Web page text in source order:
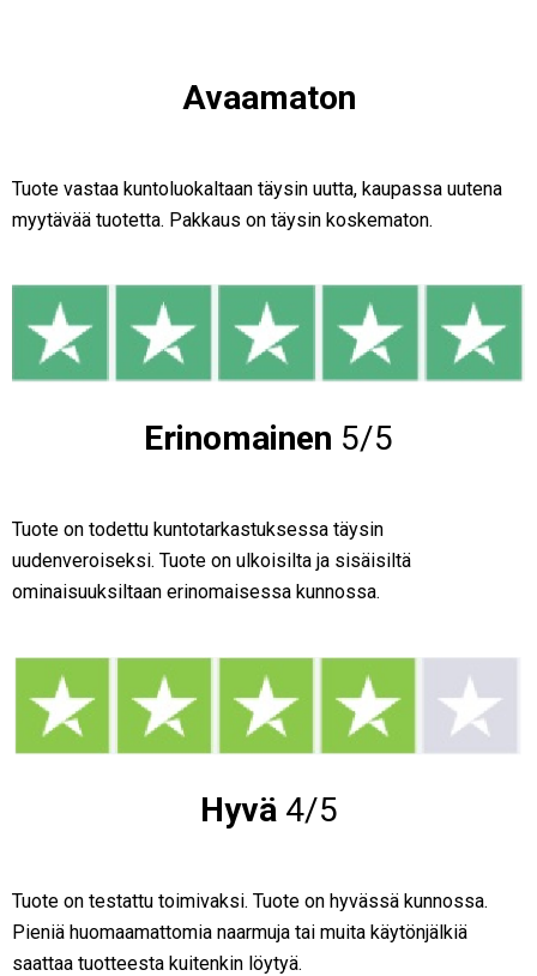
Avaamaton
Tuote vastaa kuntoluokaltaan täysin uutta, kaupassa uutena
myytävää tuotetta. Pakkaus on täysin koskematon.
Erinomainen 5/5
Tuote on todettu kuntotarkastuksessa täysin
uudenveroiseksi. Tuote on ulkoisilta ja sisäisiltä
ominaisuuksiltaan erinomaisessa kunnossa.
Hyvä 4/5
Tuote on testattu toimivaksi. Tuote on hyvässä kunnossa.
Pieniä huomaamattomia naarmuja tai muita käytönjälkiä
saattaa tuotteesta kuitenkin löytyä.